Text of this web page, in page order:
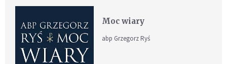
Moc wiary
abp Grzegorz Ryś